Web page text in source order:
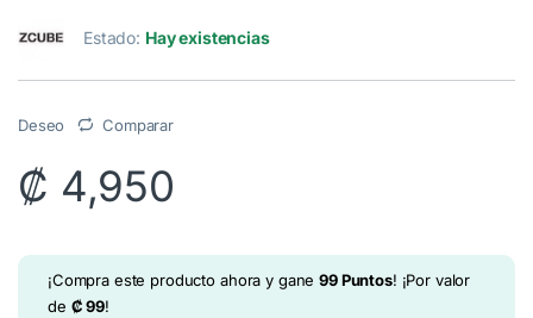
Estado: Hay existencias
Deseo Comparar
₡ 4,950
¡Compra este producto ahora y gane99Puntos! ¡Por valor
de ₡99!